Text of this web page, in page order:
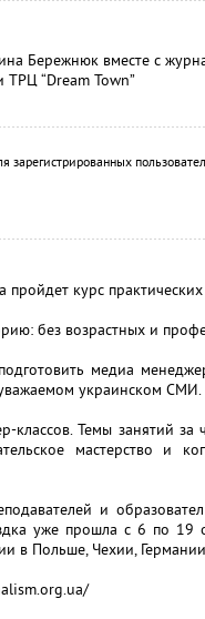
Бережнюк вместе с
ТРЦ “Dream Town”
зарегистрированных
курс
без возрастных и
медиа
украинском СМИ.
классов. Темы занятий
мастерство и
и
уже прошла с 6 по 19
в Польше, Чехии,